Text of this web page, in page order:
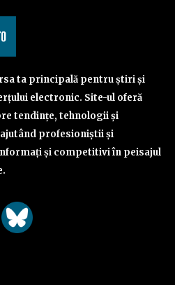
ta principală pentru știri și
electronic. Site-ul oferă
tendințe, tehnologii și
profesioniștii și
și competitivi în peisajul